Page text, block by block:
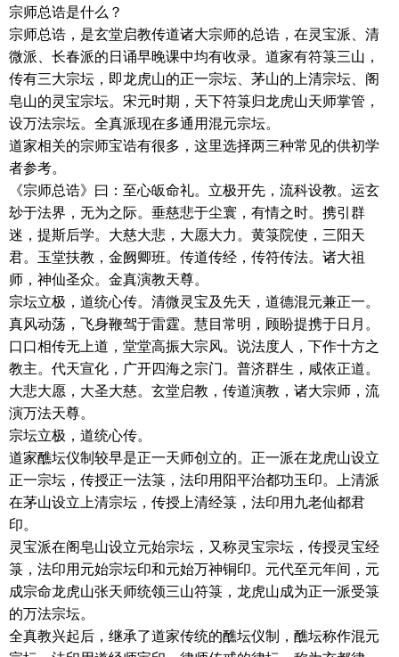
宗师总诰是什么？
宗师总诰，是玄堂启教传道诸大宗师的总诰，在灵宝派、清
微派、长春派的日诵早晚课中均有收录。道家有符箓三山，
传有三大宗坛，即龙虎山的正一宗坛、茅山的上清宗坛、阁
皂山的灵宝宗坛。宋元时期，天下符箓归龙虎山天师掌管，
设万法宗坛。全真派现在多通用混元宗坛。
道家相关的宗师宝诰有很多，这里选择两三种常见的供初学
者参考。
《宗师总诰》曰：至心皈命礼。立极开先，流科设教。运玄
玅于法界，无为之际。垂慈悲于尘寰，有情之时。携引群
迷，提斯后学。大慈大悲，大愿大力。黄箓院使，三阳天
君。玉堂扶教，金阙卿班。传道传经，传符传法。诸大祖
师，神仙圣众。金真演教天尊。
宗坛立极，道统心传。清微灵宝及先天，道德混元兼正一。
真风动荡，飞身鞭驾于雷霆。慧目常明，顾盼提携于日月。
口口相传无上道，堂堂高振大宗风。说法度人，下作十方之
教主。代天宣化，广开四海之宗门。普济群生，咸依正道。
大悲大愿，大圣大慈。玄堂启教，传道演教，诸大宗师，流
演万法天尊。
宗坛立极，道统心传。
道家醮坛仪制较早是正一天师创立的。正一派在龙虎山设立
正一宗坛，传授正一法箓，法印用阳平治都功玉印。上清派
在茅山设立上清宗坛，传授上清经箓，法印用九老仙都君
印。
灵宝派在阁皂山设立元始宗坛，又称灵宝宗坛，传授灵宝经
箓，法印用元始宗坛印和元始万神铜印。元代至元年间，元
成宗命龙虎山张天师统领三山符箓，龙虎山成为正一派受箓
的万法宗坛。
全真教兴起后，继承了道家传统的醮坛仪制，醮坛称作混元